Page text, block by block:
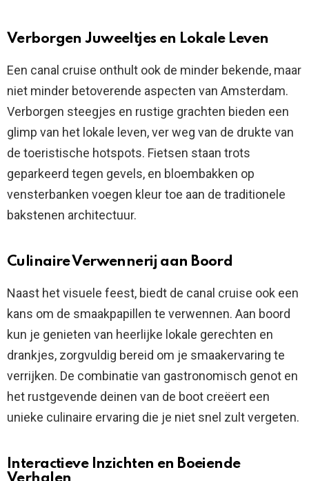
Verborgen Juweeltjes en Lokale Leven
Een canal cruise onthult ook de minder bekende, maar
niet minder betoverende aspecten van Amsterdam.
Verborgen steegjes en rustige grachten bieden een
glimp van het lokale leven, ver weg van de drukte van
de toeristische hotspots. Fietsen staan trots
geparkeerd tegen gevels, en bloembakken op
vensterbanken voegen kleur toe aan de traditionele
bakstenen architectuur.
Culinaire Verwennerij aan Boord
Naast het visuele feest, biedt de canal cruise ook een
kans om de smaakpapillen te verwennen. Aan boord
kun je genieten van heerlijke lokale gerechten en
drankjes, zorgvuldig bereid om je smaakervaring te
verrijken. De combinatie van gastronomisch genot en
het rustgevende deinen van de boot creëert een
unieke culinaire ervaring die je niet snel zult vergeten.
Interactieve Inzichten en Boeiende